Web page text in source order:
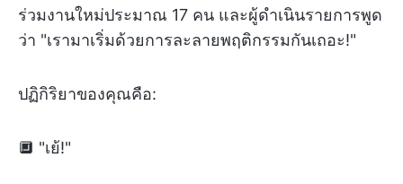
ร่วมงานใหม่ประมาณ 17 คน และผู้ดำเนินรายการพูด
ว่า "เรามาเริ่มด้วยการละลายพฤติกรรมกันเถอะ!"
ปฏิกิริยาของคุณคือ:
🔲 "เย้!"